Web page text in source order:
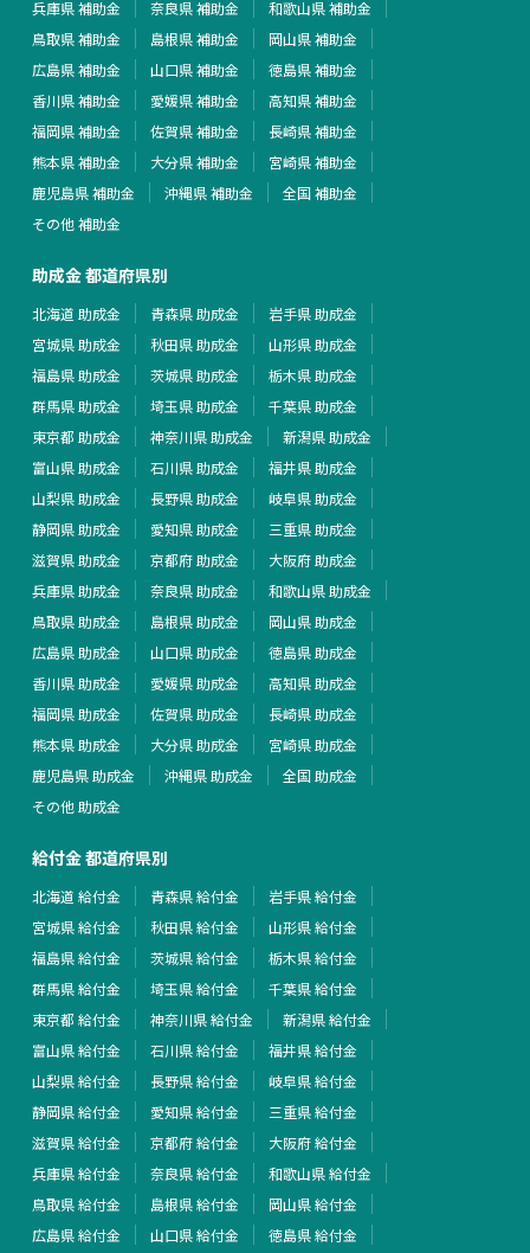
兵庫県 補助金
奈良県 補助金
和歌山県 補助金
鳥取県 補助金
島根県 補助金
岡山県 補助金
広島県 補助金
山口県 補助金
徳島県 補助金
香川県 補助金
愛媛県 補助金
高知県 補助金
福岡県 補助金
佐賀県 補助金
長崎県 補助金
熊本県 補助金
大分県 補助金
宮崎県 補助金
鹿児島県 補助金
沖縄県 補助金
全国 補助金
その他 補助金
助成金 都道府県別
北海道 助成金 青森県 助成金
岩手県 助成金
宮城県 助成金
秋田県 助成金
山形県 助成金
福島県 助成金
茨城県 助成金
栃木県 助成金
群馬県 助成金
埼玉県 助成金
千葉県 助成金
東京都 助成金
神奈川県 助成金
新潟県 助成金
富山県 助成金
石川県 助成金
福井県 助成金
山梨県 助成金
長野県 助成金
岐阜県 助成金
静岡県 助成金
愛知県 助成金
三重県 助成金
滋賀県 助成金
京都府 助成金
大阪府 助成金
兵庫県 助成金
奈良県 助成金
和歌山県 助成金
鳥取県 助成金
島根県 助成金
岡山県 助成金
広島県 助成金
山口県 助成金
徳島県 助成金
香川県 助成金
愛媛県 助成金
高知県 助成金
福岡県 助成金
佐賀県 助成金
長崎県 助成金
熊本県 助成金
大分県 助成金
宮崎県 助成金
鹿児島県 助成金
沖縄県 助成金
全国 助成金
その他 助成金
給付金 都道府県別
北海道 給付金 青森県 給付金
岩手県 給付金
宮城県 給付金
秋田県 給付金
山形県 給付金
福島県 給付金
茨城県 給付金
栃木県 給付金
群馬県 給付金
埼玉県 給付金
千葉県 給付金
東京都 給付金
神奈川県 給付金
新潟県 給付金
富山県 給付金
石川県 給付金
福井県 給付金
山梨県 給付金
長野県 給付金
岐阜県 給付金
静岡県 給付金
愛知県 給付金
三重県 給付金
滋賀県 給付金
京都府 給付金
大阪府 給付金
兵庫県 給付金
奈良県 給付金
和歌山県 給付金
鳥取県 給付金
島根県 給付金
岡山県 給付金
広島県 給付金
山口県 給付金
徳島県 給付金